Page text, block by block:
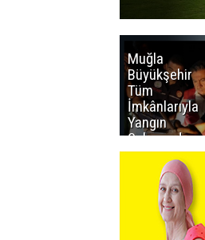
Muğla
Büyükşehir
Tüm
İmkânlarıyla
Yangın
Sahasında